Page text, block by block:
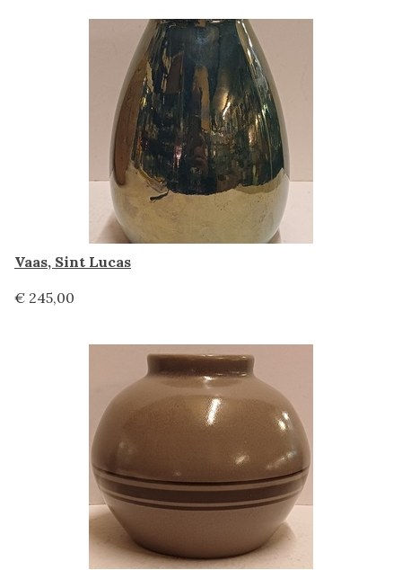
Vaas, Sint Lucas
€ 245,00